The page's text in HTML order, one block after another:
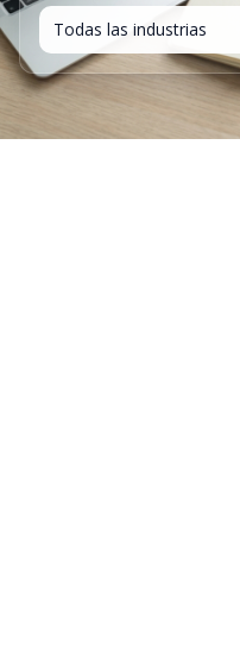
Todas las industrias